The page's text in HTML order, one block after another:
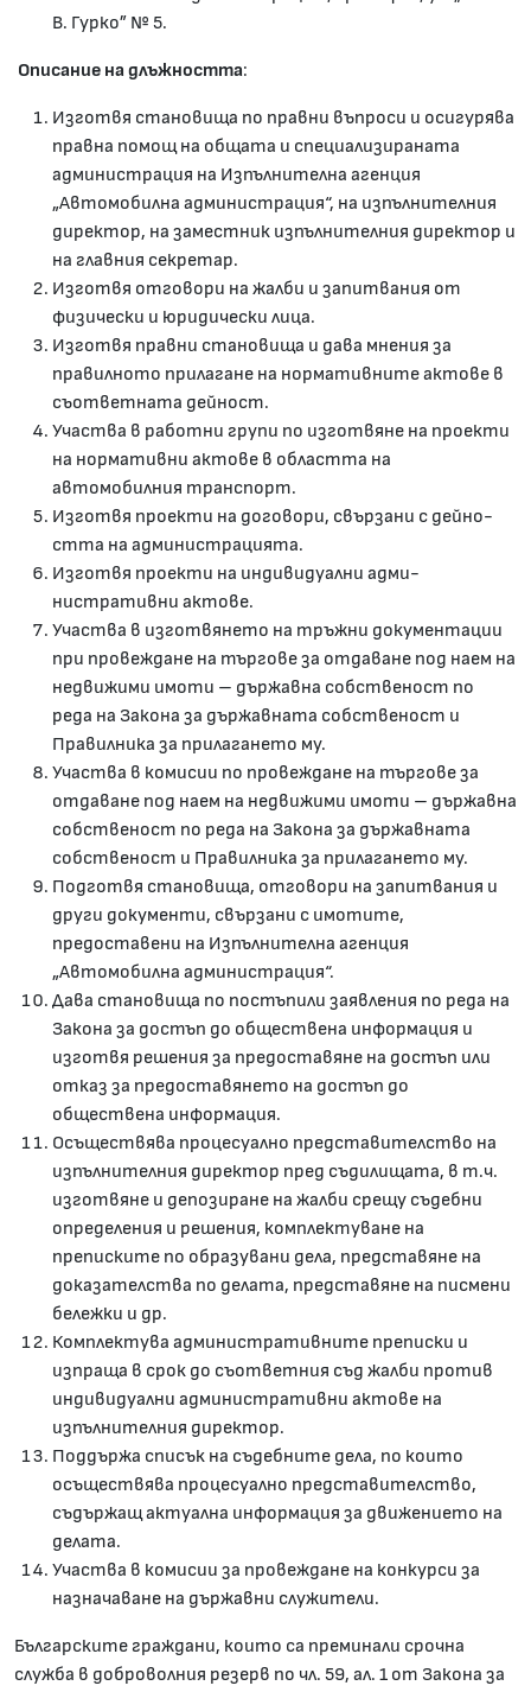
В. Гурко” № 5.
Описание на длъжността:
Изготвя становища по правни въп­ро­си и осигурява
правна помощ на общата и специализираната
администрация на Изпълнителна агенция
„Автомобилна администрация“, на изпълнителния
директор, на заместник изпълнителния директор и
на главния секретар.
Изготвя отговори на жалби и запитвания от
физически и юридически лица.
Изготвя правни становища и дава мнения за
правилното прилагане на нормативните актове в
съответната дейност.
Участва в работни групи по изготвяне на проекти
на нормативни актове в об­ласт­та на
автомобилния транспорт.
Изготвя проекти на договори, свързани с дей­но­
ст­­та на администрацията.
Изготвя проекти на индивидуални ад­­ми­
нистративни актове.
Участва в изготвянето на тръжни документации
при провеждане на търгове за отдаване под наем на
недвижими имоти – държавна собственост по
реда на Закона за държавната собственост и
Правилника за прилагането му.
Участва в комисии по провеждане на търгове за
отдаване под наем на недвижими имоти – държавна
собственост по реда на Закона за държавната
собственост и Правилника за прилагането му.
Подготвя становища, отговори на запитвания и
други документи, свързани с имотите,
предоставени на Изпълнителна агенция
„Автомобилна администрация“.
Дава становища по постъпили заявления по реда на
Закона за достъп до обществена информация и
изготвя решения за предоставяне на достъп или
отказ за предоставянето на достъп до
обществена информация.
Осъществява процесуално представителство на
изпълнителния директор пред съдилищата, в т.ч.
изготвяне и депозиране на жалби срещу съдебни
определения и решения, комплектуване на
преписките по образувани дела, представяне на
доказателства по делата, представяне на писмени
бележки и др.
Комплектува административните преписки и
изпраща в срок до съответния съд жалби против
индивидуални административни актове на
изпълнителния директор.
Поддържа списък на съдебните дела, по които
осъществява процесуално представителство,
съдържащ актуална информация за движението на
делата.
Участва в комисии за провеждане на конкурси за
назначаване на държавни служители.
Българските граждани, които са преминали срочна
служба в доброволния резерв по чл. 59, ал. 1 от Закона за